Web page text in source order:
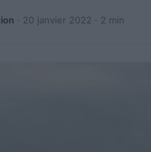
· 20 janvier 2022 · 2 min